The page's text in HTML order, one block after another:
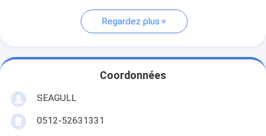
Regardez plus
Coordonnées
SEAGULL
0512-52631331